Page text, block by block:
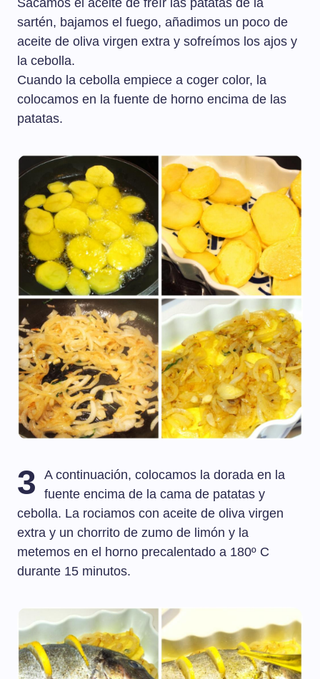
Sacamos el aceite de freír las patatas de la
sartén, bajamos el fuego, añadimos un poco de
aceite de oliva virgen extra y sofreímos los ajos y
la cebolla.
Cuando la cebolla empiece a coger color, la
colocamos en la fuente de horno encima de las
patatas.
3
A continuación, colocamos la dorada en la
fuente encima de la cama de patatas y
cebolla. La rociamos con aceite de oliva virgen
extra y un chorrito de zumo de limón y la
metemos en el horno precalentado a 180º C
durante 15 minutos.